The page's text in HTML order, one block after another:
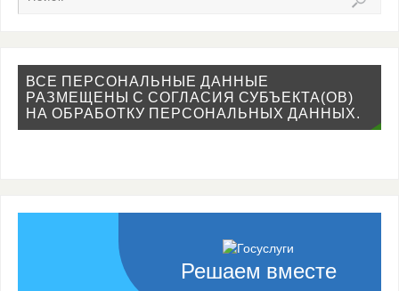
ВСЕ ПЕРСОНАЛЬНЫЕ ДАННЫЕ
РАЗМЕЩЕНЫ С СОГЛАСИЯ СУБЪЕКТА(ОВ)
НА ОБРАБОТКУ ПЕРСОНАЛЬНЫХ ДАННЫХ.
Решаем вместе